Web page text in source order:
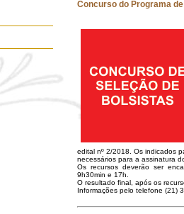
Concurso do Programa
edital nº 2/2018. Os indicados
necessários para a assinatura
Os recursos deverão ser
9h30min e 17h.
O resultado final, após os
Informações pelo telefone (21)